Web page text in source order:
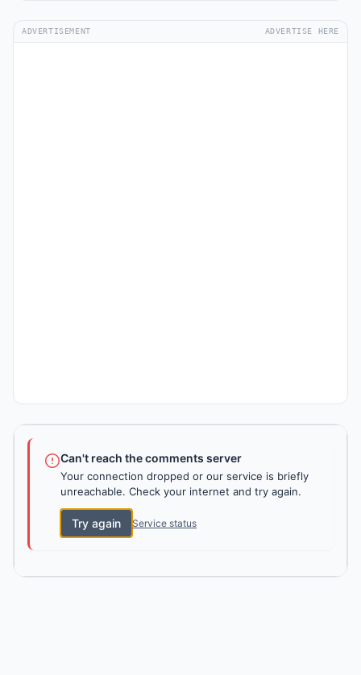
ADVERTISEMENT ADVERTISE HERE
Can't reach the comments server
Your connection dropped or our service is briefly
unreachable. Check your internet and try again.
Try again Service status